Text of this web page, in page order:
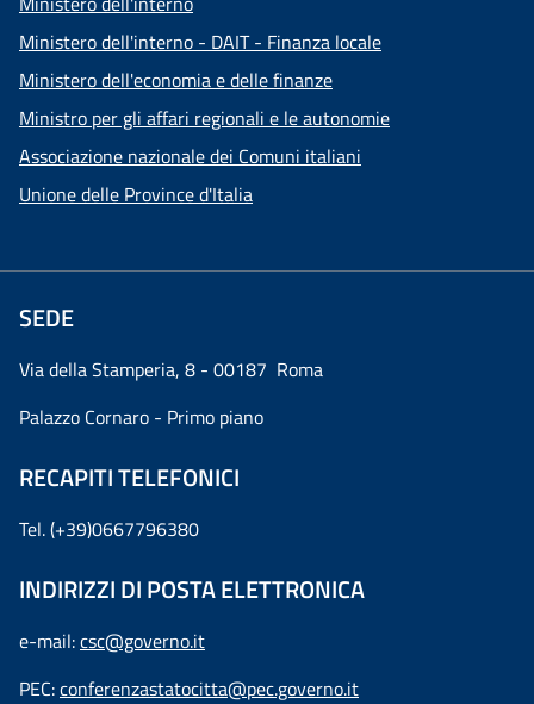
Ministero dell'interno - DAIT - Finanza locale
Ministero dell'economia e delle finanze
Ministro per gli affari regionali e le autonomie
Associazione nazionale dei Comuni italiani
Unione delle Province d'Italia
SEDE
Via della Stamperia, 8 - 00187 Roma
Palazzo Cornaro - Primo piano
RECAPITI TELEFONICI
Tel. (+39)0667796380
INDIRIZZI DI POSTA ELETTRONICA
e-mail:csc@governo.it
PEC:conferenzastatocitta@pec.governo.it